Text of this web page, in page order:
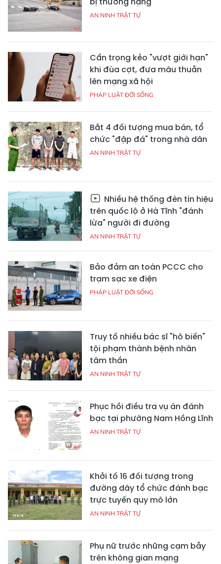
AN NINH TRẬT TỰ
Cẩn trọng kẻo "vượt giới hạn"
khi đùa cợt, đưa mâu thuẫn
lên mạng xã hội
PHÁP LUẬT ĐỜI SỐNG
Bắt 4 đối tượng mua bán, tổ
chức "đập đá" trong nhà dân
AN NINH TRẬT TỰ
Nhiều hệ thống đèn tín hiệu
trên quốc lộ ở Hà Tĩnh "đánh
lừa" người đi đường
AN NINH TRẬT TỰ
Bảo đảm an toàn PCCC cho
trạm sạc xe điện
PHÁP LUẬT ĐỜI SỐNG
Truy tố nhiều bác sĩ "hô biến"
tội phạm thành bệnh nhân
tâm thần
AN NINH TRẬT TỰ
Phục hồi điều tra vụ án đánh
bạc tại phường Nam Hồng Lĩnh
AN NINH TRẬT TỰ
Khởi tố 16 đối tượng trong
đường dây tổ chức đánh bạc
trực tuyến quy mô lớn
AN NINH TRẬT TỰ
Phụ nữ trước những cạm bẫy
trên không gian mạng